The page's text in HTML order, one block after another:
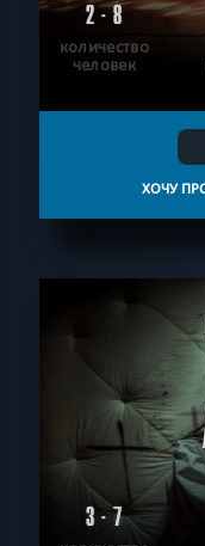
2 - 8
количество
человек
ХОЧУ
3 - 7